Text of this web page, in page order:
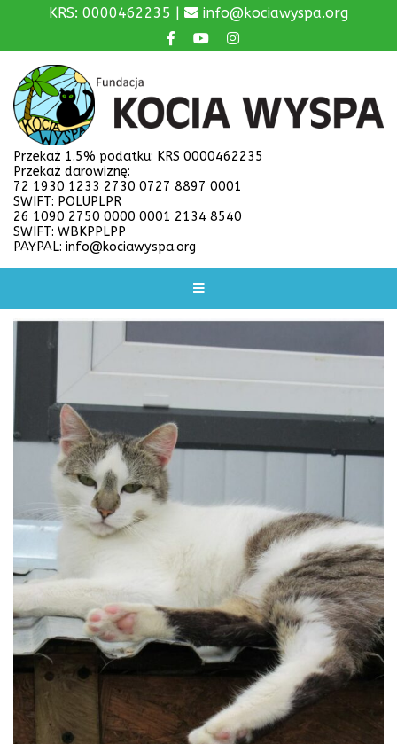
KRS: 0000462235 | info@kociawyspa.org
Przekaż 1.5% podatku: KRS 0000462235
Przekaż darowiznę:
72 1930 1233 2730 0727 8897 0001
SWIFT: POLUPLPR
26 1090 2750 0000 0001 2134 8540
SWIFT: WBKPPLPP
PAYPAL: info@kociawyspa.org